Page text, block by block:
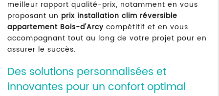
meilleur rapport qualité-prix, notamment en vous
proposant un prix installation clim réversible
appartement Bois-d'Arcy compétitif et en vous
accompagnant tout au long de votre projet pour en
assurer le succès.
Des solutions personnalisées et
innovantes pour un confort optimal